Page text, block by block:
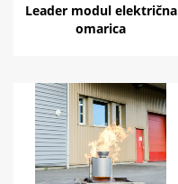
Leader modul električna
omarica